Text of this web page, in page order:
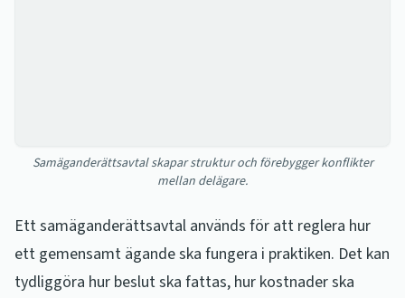
Samäganderättsavtal skapar struktur och förebygger konflikter
mellan delägare.
Ett samäganderättsavtal används för att reglera hur
ett gemensamt ägande ska fungera i praktiken. Det kan
tydliggöra hur beslut ska fattas, hur kostnader ska